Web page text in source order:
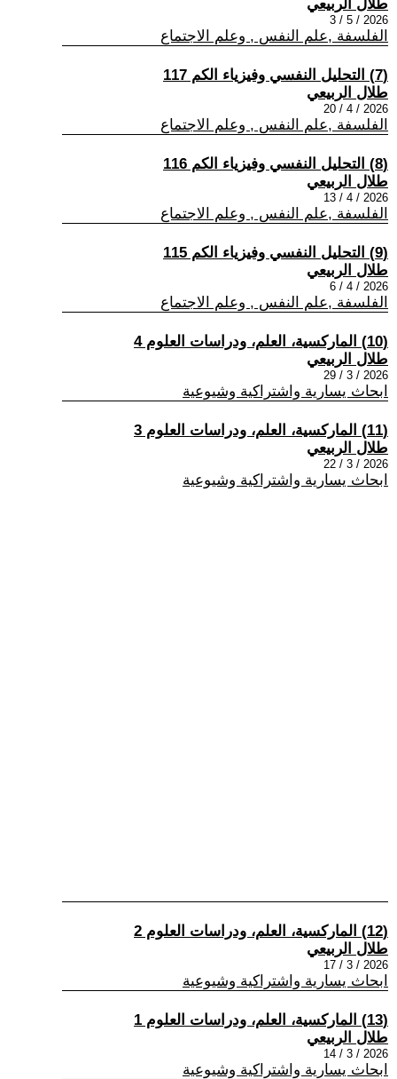
طلال الربيعي
2026 / 5 / 3
الفلسفة ,علم النفس , وعلم الاجتماع
(7) التحليل النفسي وفيزياء الكم 117
طلال الربيعي
2026 / 4 / 20
الفلسفة ,علم النفس , وعلم الاجتماع
(8) التحليل النفسي وفيزياء الكم 116
طلال الربيعي
2026 / 4 / 13
الفلسفة ,علم النفس , وعلم الاجتماع
(9) التحليل النفسي وفيزياء الكم 115
طلال الربيعي
2026 / 4 / 6
الفلسفة ,علم النفس , وعلم الاجتماع
(10) الماركسية، العلم، ودراسات العلوم 4
طلال الربيعي
2026 / 3 / 29
ابحاث يسارية واشتراكية وشيوعية
(11) الماركسية، العلم، ودراسات العلوم 3
طلال الربيعي
2026 / 3 / 22
ابحاث يسارية واشتراكية وشيوعية
(12) الماركسية، العلم، ودراسات العلوم 2
طلال الربيعي
2026 / 3 / 17
ابحاث يسارية واشتراكية وشيوعية
(13) الماركسية، العلم، ودراسات العلوم 1
طلال الربيعي
2026 / 3 / 14
ابحاث يسارية واشتراكية وشيوعية